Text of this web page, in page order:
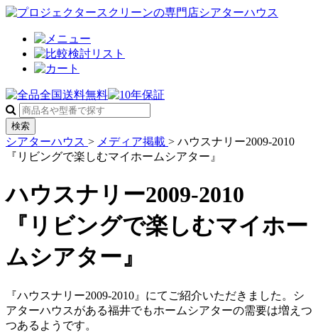
検索
シアターハウス > メディア掲載 > ハウスナリー2009-2010
『リビングで楽しむマイホームシアター』
ハウスナリー2009-2010
『リビングで楽しむマイホー
ムシアター』
『ハウスナリー2009-2010』にてご紹介いただきました。シ
アターハウスがある福井でもホームシアターの需要は増えつ
つあるようです。